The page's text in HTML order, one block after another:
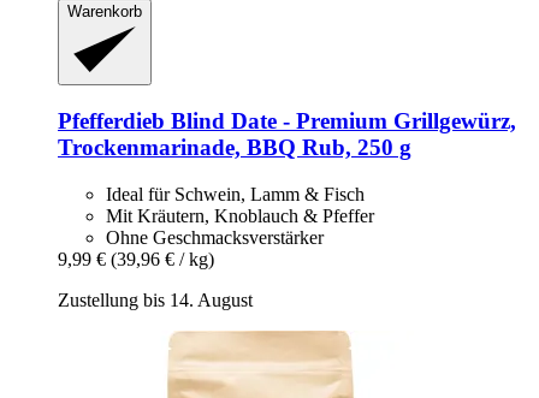
Warenkorb
Pfefferdieb Blind Date -​ Premium Grillgewürz,
Trockenmarinade, BBQ Rub, 250 g
Ideal für Schwein, Lamm & Fisch
Mit Kräutern, Knoblauch & Pfeffer
Ohne Geschmacksverstärker
9,99 € (39,96 € / kg)
Zustellung bis 14. August